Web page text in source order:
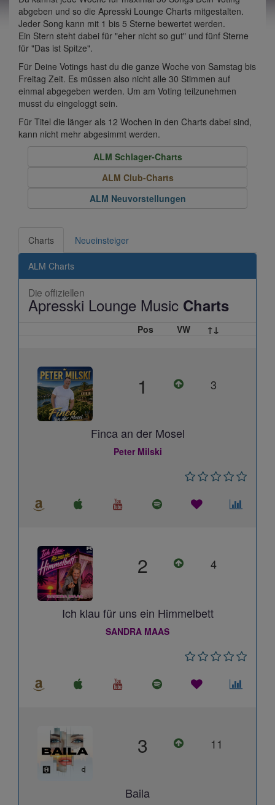
abgeben und so die Apresski Lounge Charts mitgestalten.
Jeder Song kann mit 1 bis 5 Sterne bewertet werden.
Ein Stern steht dabei für "eher nicht so gut" und fünf Sterne
für "Das ist Spitze".
Für Deine Votings hast du die ganze Woche von Samstag bis
Freitag Zeit. Es müssen also nicht alle 30 Stimmen auf
einmal abgegeben werden. Um am Voting teilzunehmen
musst du eingeloggt sein.
Für Titel die länger als 12 Wochen in den Charts dabei sind,
kann nicht mehr abgesimmt werden.
ALM Schlager-Charts
ALM Club-Charts
ALM Neuvorstellungen
Charts Neueinsteiger
ALM Charts
Die offiziellen
Apresski Lounge Music Charts
Pos VW ↑↓
1 3
Finca an der Mosel
Peter Milski
2 4
Ich klau für uns ein Himmelbett
SANDRA MAAS
3 11
Baila